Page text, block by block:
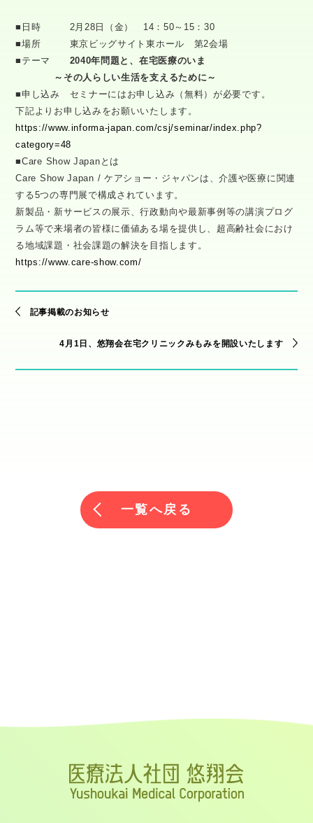
■日時 2月28日（金） 14：50～15：30
■場所 東京ビッグサイト東ホール 第2会場
■テーマ 2040年問題と、在宅医療のいま
～その人らしい生活を支えるために～
■申し込み セミナーにはお申し込み（無料）が必要です。
下記よりお申し込みをお願いいたします。
https://www.informa-japan.com/csj/seminar/index.php?
category=48
■Care Show Japanとは
Care Show Japan / ケアショー・ジャパンは、介護や医療に関連
する5つの専門展で構成されています。
新製品・新サービスの展示、行政動向や最新事例等の講演プログ
ラム等で来場者の皆様に価値ある場を提供し、超高齢社会におけ
る地域課題・社会課題の解決を目指します。
https://www.care-show.com/
記事掲載のお知らせ
4月1日、悠翔会在宅クリニックみもみを開設いたします
一覧へ戻る